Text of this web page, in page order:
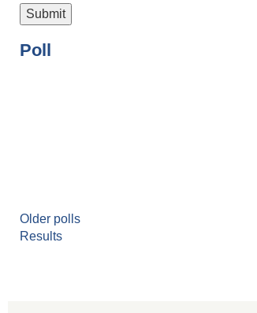
Poll
Older polls
Results